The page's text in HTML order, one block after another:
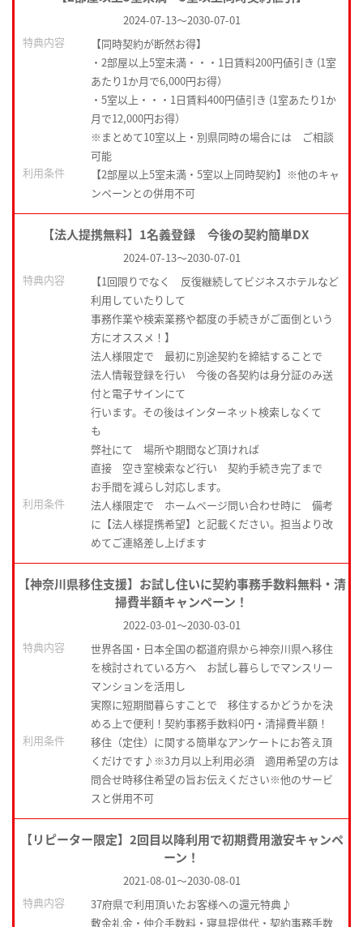
2024-07-13～2030-07-01
特典内容
【同時契約が断然お得】
・2部屋以上5室未満・・・1日賃料200円値引き (1室
あたり1か月で6,000円お得）
・5室以上・・・1日賃料400円値引き (1室あたり1か
月で12,000円お得）
※まとめて10室以上・別県同時の場合には ご相談
可能
利用条件
【2部屋以上5室未満・5室以上同時契約】※他のキャ
ンペーンとの併用不可
【法人提携無料】1名義登録 今後の契約簡単DX
2024-07-13～2030-07-01
特典内容
【1回限りでなく 反復継続してビジネスホテルなど
利用していたりして
事務作業や検索業務や都度の手続きがご面倒という
方にオススメ！】
法人様限定で 最初に別途契約を締結することで
法人情報登録を行い 今後の各契約は身分証のみ送
付と電子サインにて
行います。その後はインターネット検索しなくて
も
弊社にて 場所や期間など頂ければ
直接 空き室検索など行い 契約手続き完了まで
お手間を減らし対応します。
利用条件
法人様限定で ホームページ問い合わせ時に 備考
に【法人様提携希望】と記載ください。担当より改
めてご連絡差し上げます
【神奈川県移住支援】お試し住いに契約事務手数料無料・清
掃費半額キャンペーン！
2022-03-01～2030-03-01
特典内容
世界各国・日本全国の都道府県から神奈川県へ移住
を検討されている方へ お試し暮らしでマンスリー
マンションを活用し
実際に短期間暮らすことで 移住するかどうかを決
める上で便利！契約事務手数料0円・清掃費半額！
利用条件
移住（定住）に関する簡単なアンケートにお答え頂
くだけです♪※3カ月以上利用必須 適用希望の方は
問合せ時移住希望の旨お伝えください※他のサービ
スと併用不可
【リピーター限定】2回目以降利用で初期費用激安キャンペ
ーン！
2021-08-01～2030-08-01
特典内容
37府県で利用頂いたお客様への還元特典♪
敷金礼金・仲介手数料・寝具提供代・契約事務手数